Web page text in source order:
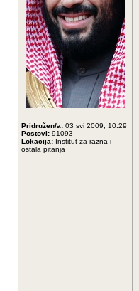
Pridružen/a: 03 svi 2009, 10:29
Postovi: 91093
Lokacija: Institut za razna i
ostala pitanja